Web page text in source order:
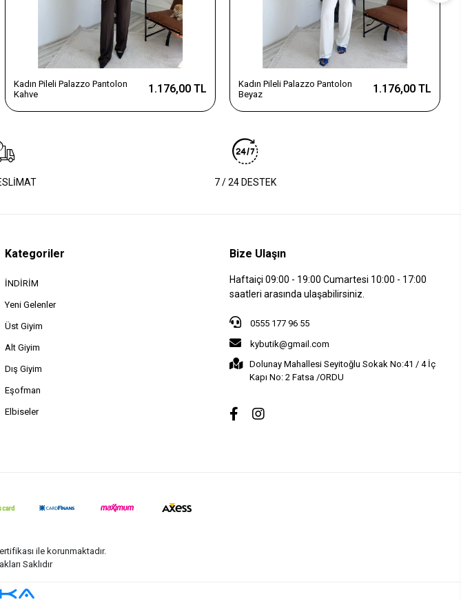
Kadın Pileli Palazzo Pantolon
Kahve
1.176,00 TL
Kadın Pileli Palazzo Pantolon
Beyaz
1.176,00 TL
7 / 24 DESTEK
Kategoriler
İNDİRİM
Yeni Gelenler
Üst Giyim
Alt Giyim
Dış Giyim
Eşofman
Elbiseler
Bize Ulaşın
Haftaiçi 09:00 - 19:00 Cumartesi 10:00 - 17:00
saatleri arasında ulaşabilirsiniz.
0555 177 96 55
kybutik@gmail.com
Dolunay Mahallesi Seyitoğlu Sokak No:41 / 4 İç
Kapı No: 2 Fatsa /ORDU
ile korunmaktadır.
Saklıdır